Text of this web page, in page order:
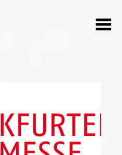
Menü umschalten